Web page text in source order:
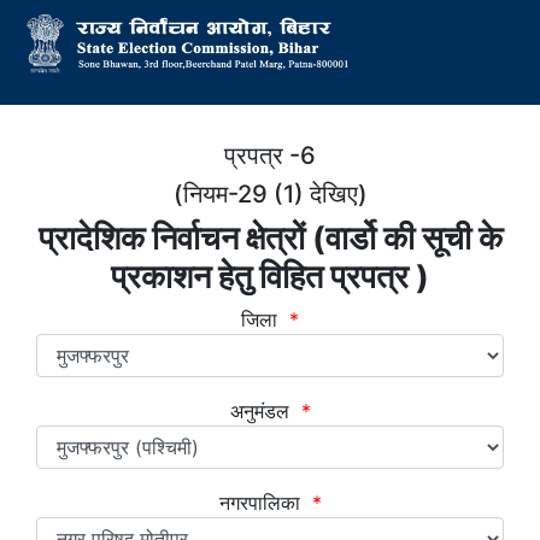
प्रपत्र -6
(नियम-29 (1) देखिए)
प्रादेशिक निर्वाचन क्षेत्रों (वार्डो की सूची के
प्रकाशन हेतु विहित प्रपत्र )
जिला *
अनुमंडल *
नगरपालिका *